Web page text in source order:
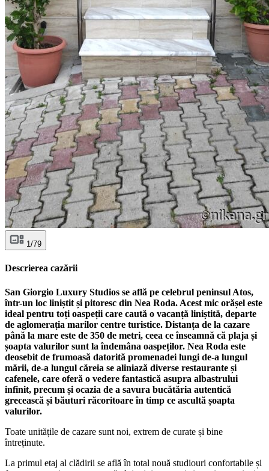
1/79
Descrierea cazării
San Giorgio Luxury Studios se află pe celebrul peninsul Atos,
într-un loc liniștit și pitoresc din Nea Roda. Acest mic orășel este
ideal pentru toți oaspeții care caută o vacanță liniștită, departe
de aglomerația marilor centre turistice. Distanța de la cazare
până la mare este de 350 de metri, ceea ce înseamnă că plaja și
șoapta valurilor sunt la îndemâna oaspeților. Nea Roda este
deosebit de frumoasă datorită promenadei lungi de-a lungul
mării, de-a lungul căreia se aliniază diverse restaurante și
cafenele, care oferă o vedere fantastică asupra albastrului
infinit, precum și ocazia de a savura bucătăria autentică
grecească și băuturi răcoritoare în timp ce ascultă șoapta
valurilor.
Toate unitățile de cazare sunt noi, extrem de curate și bine
întreținute.
La primul etaj al clădirii se află în total nouă studiouri confortabile și